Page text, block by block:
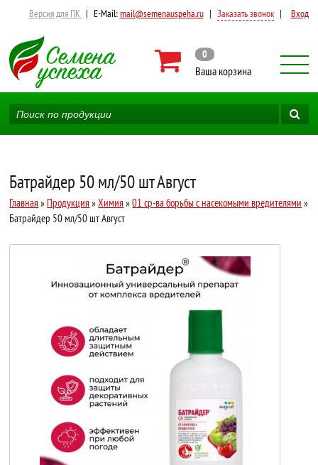
Версия для ПК | E-Mail:mail@semenauspeha.ru | Заказать звонок | Вход
0
Ваша корзина
Батрайдер 50 мл/50 шт Август
Главная » Продукция »Химия »01 ср-ва борьбы с насекомыми вредителями »
Батрайдер 50 мл/50 шт Август